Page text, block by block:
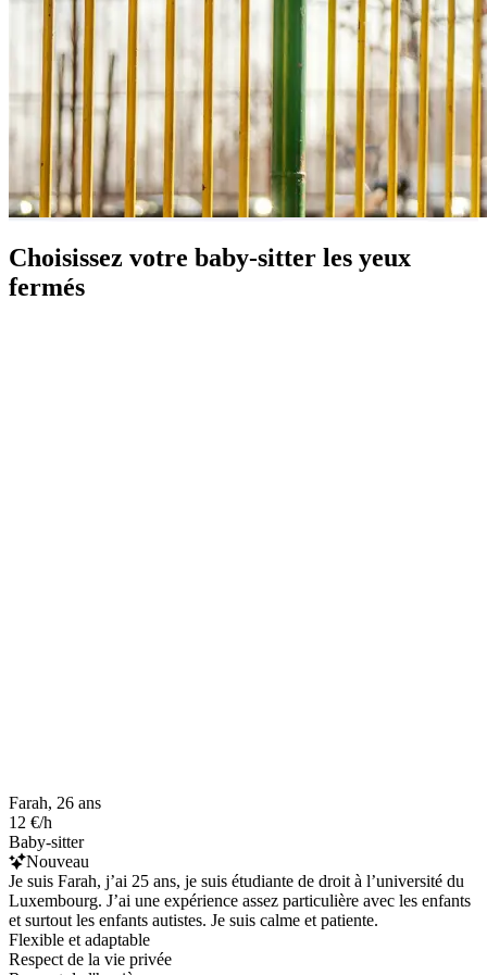
Choisissez votre baby-sitter les yeux
fermés
Farah, 26 ans
12 €/h
Baby-sitter
Nouveau
Je suis Farah, j’ai 25 ans, je suis étudiante de droit à l’université du
Luxembourg. J’ai une expérience assez particulière avec les enfants
et surtout les enfants autistes. Je suis calme et patiente.
Flexible et adaptable
Respect de la vie privée